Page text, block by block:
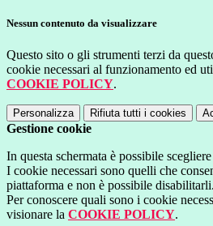
Nessun contenuto da visualizzare
Questo sito o gli strumenti terzi da
cookie necessari al funzionamento ed
COOKIE POLICY.
Personalizza Rifiuta tutti i cookies
Gestione cookie
In questa schermata è possibile
I cookie necessari sono quelli che
piattaforma e non è possibile disabilitarli.
Per conoscere quali sono i cookie
visionare la COOKIE POLICY.